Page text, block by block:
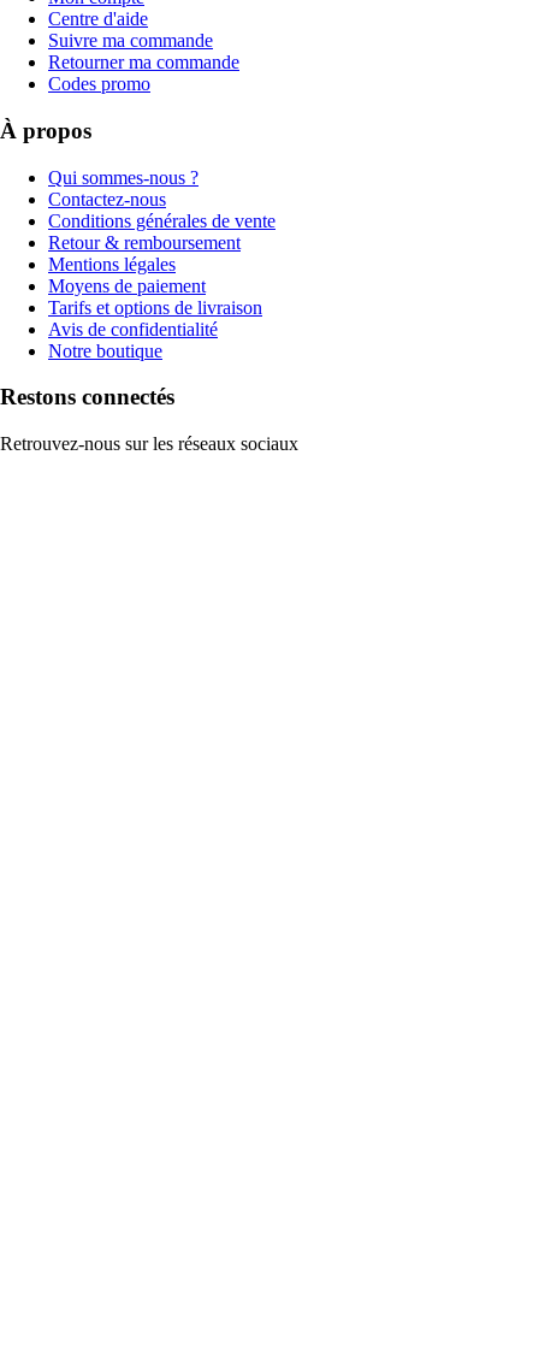
Centre d'aide
Suivre ma commande
Retourner ma commande
Codes promo
À propos
Qui sommes-nous ?
Contactez-nous
Conditions générales de vente
Retour & remboursement
Mentions légales
Moyens de paiement
Tarifs et options de livraison
Avis de confidentialité
Notre boutique
Restons connectés
Retrouvez-nous sur les réseaux sociaux